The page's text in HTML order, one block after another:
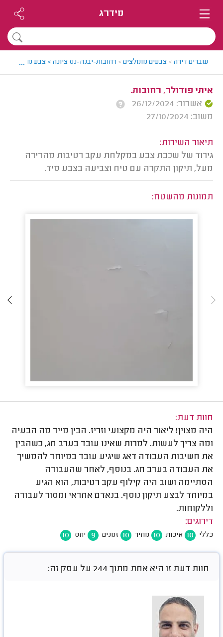
מידרג
עוברים דירה > צבעים מומלצים> רחובות-יבנה-נס ציונה > צבע מומלץ -
...
איתי פודולר, רחובות.
אשרור: 26/12/2024
משוב: 27/10/2024
תיאור השירות:
גירוד של שכבת צבע במקלחת עקב רטיבות מהדירה
מעל, תיקון התקרה עם טיח וצביעה בצבע סיד.
תמונות מהשטח:
חוות דעת:
היה מצוין! ליאור היה מקצועי וזריז. הבין מייד מה הבעיה
ומה צריך לעשות. למרות שאינו עובד בערב חג, כשהבין
את חשיבות העבודה דאג שיגיע עובד במיוחד להמשיך
את העבודה בערב חג. בנוסף, לאחר שהעבודה
הסתיימה ושוב היה קילוף עקב רטיבות, הוא הגיע
במיוחד לבצע תיקון נוסף. בנאדם אחראי ומסור לעבודה
וללקוחות.
דירוגים:
כללי 10 איכות 10 מחיר 10 זמנים 9 יחס 10
חוות דעת זו היא אחת מתוך 244 על עסק זה: